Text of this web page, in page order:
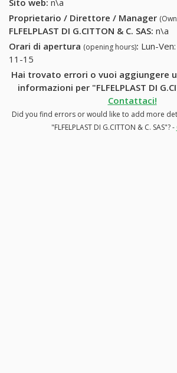
Sito web: n\a
Proprietario / Direttore / Manager
FLFELPLAST DI G.CITTON & C. SAS: n\a
Orari di apertura (opening hours): Lun-
11-15
Hai trovato errori o vuoi aggiungere
informazioni per "FLFELPLAST DI
Contattaci!
Did you find errors or would like to add more
"FLFELPLAST DI G.CITTON & C. SAS"? -